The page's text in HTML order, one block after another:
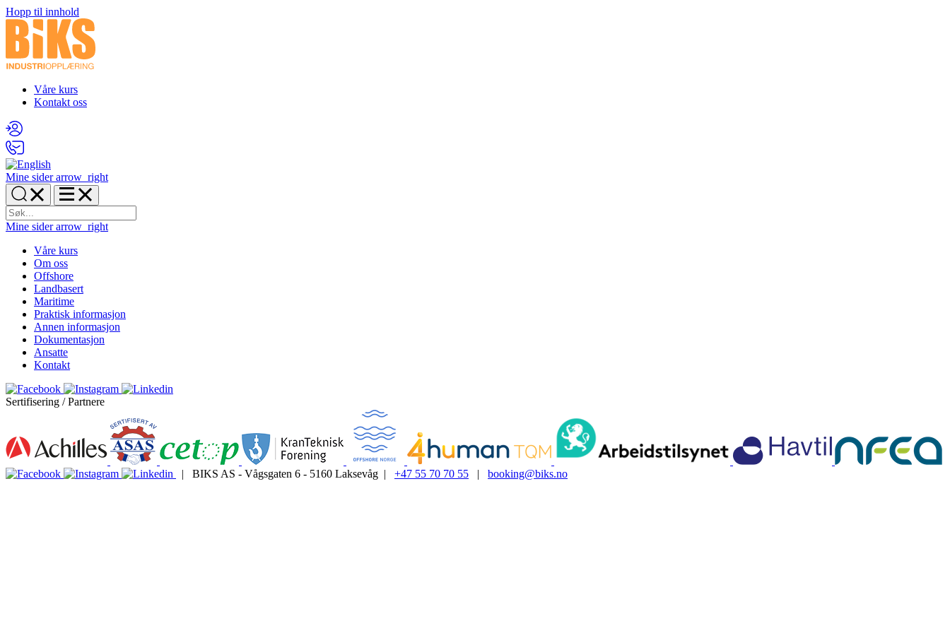
Hopp til innhold
Våre kurs
Kontakt oss
Mine sider arrow_right
Mine sider arrow_right
Våre kurs
Om oss
Offshore
Landbasert
Maritime
Praktisk informasjon
Annen informasjon
Dokumentasjon
Ansatte
Kontakt
Sertifisering / Partnere
| BIKS AS - Vågsgaten 6 - 5160 Laksevåg | +47 55 70 70 55 | booking@biks.no